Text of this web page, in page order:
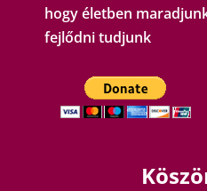
hogy életben
fejlődni tudjunk